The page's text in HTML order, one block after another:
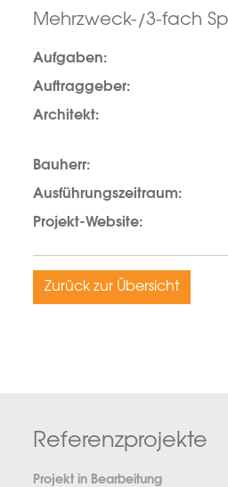
Mehrzweck-/3-fach
Aufgaben:
Auftraggeber:
Architekt:
Bauherr:
Ausführungszeitraum:
Projekt-Website:
Zurück zur Übersicht
Referenzprojekte
Projekt in Bearbeitung